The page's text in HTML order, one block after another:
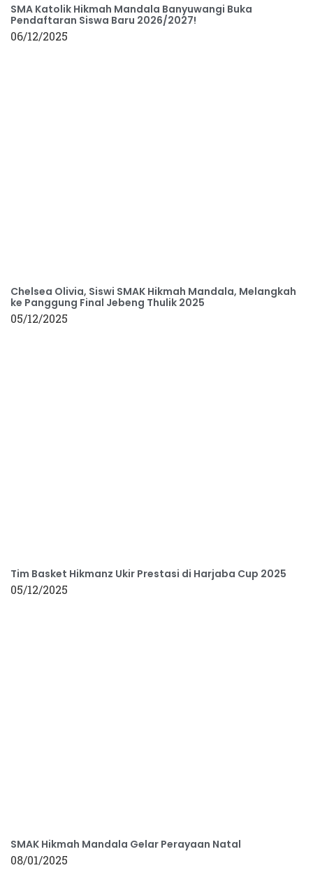
SMA Katolik Hikmah Mandala Banyuwangi Buka
Pendaftaran Siswa Baru 2026/2027!
06/12/2025
Chelsea Olivia, Siswi SMAK Hikmah Mandala, Melangkah
ke Panggung Final Jebeng Thulik 2025
05/12/2025
Tim Basket Hikmanz Ukir Prestasi di Harjaba Cup 2025
05/12/2025
SMAK Hikmah Mandala Gelar Perayaan Natal
08/01/2025